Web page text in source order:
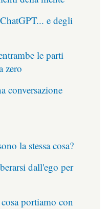
e degli
le parti
zero
conversazione
la stessa cosa?
dall'ego per
portiamo con